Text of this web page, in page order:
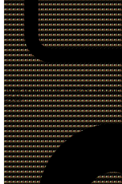
16 de fevereiro de 2024 às 19:00
23:00